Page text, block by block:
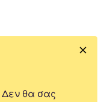
Δεν θα σας